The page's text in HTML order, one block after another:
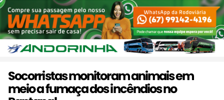
Socorristas monitoram animais em
meio a fumaça dos incêndios no